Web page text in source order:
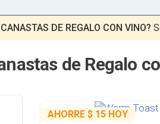
DE REGALO CON VINO?
de Regalo
AHORRE $ 15 HOY